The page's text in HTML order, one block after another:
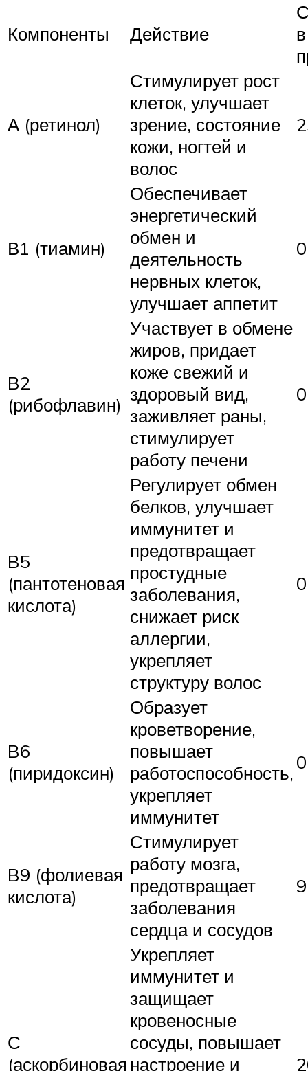
Компоненты Действие
А (ретинол)
Стимулирует рост
клеток, улучшает
зрение, состояние
кожи, ногтей и
волос
В1 (тиамин)
Обеспечивает
энергетический
обмен и
деятельность
нервных клеток,
улучшает аппетит
B2
(рибофлавин)
Участвует в обмене
жиров, придает
коже свежий и
здоровый вид,
заживляет раны,
стимулирует
работу печени
B5
(пантотеновая
кислота)
Регулирует обмен
белков, улучшает
иммунитет и
предотвращает
простудные
заболевания,
снижает риск
аллергии,
укрепляет
структуру волос
B6
(пиридоксин)
Образует
кроветворение,
повышает
работоспособность,
укрепляет
иммунитет
B9 (фолиевая
кислота)
Стимулирует
работу мозга,
предотвращает
заболевания
сердца и сосудов
С
(аскорбиновая
Укрепляет
иммунитет и
защищает
кровеносные
сосуды, повышает
настроение и